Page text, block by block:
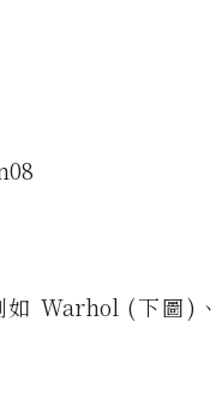
如 Warhol (下圖)